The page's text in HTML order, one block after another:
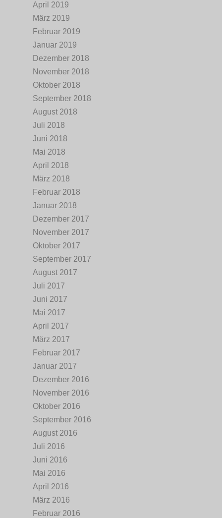
April 2019
März 2019
Februar 2019
Januar 2019
Dezember 2018
November 2018
Oktober 2018
September 2018
August 2018
Juli 2018
Juni 2018
Mai 2018
April 2018
März 2018
Februar 2018
Januar 2018
Dezember 2017
November 2017
Oktober 2017
September 2017
August 2017
Juli 2017
Juni 2017
Mai 2017
April 2017
März 2017
Februar 2017
Januar 2017
Dezember 2016
November 2016
Oktober 2016
September 2016
August 2016
Juli 2016
Juni 2016
Mai 2016
April 2016
März 2016
Februar 2016